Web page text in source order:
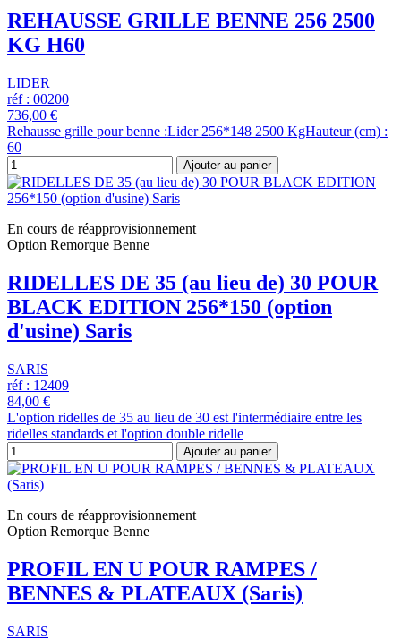
REHAUSSE GRILLE BENNE 256 2500
KG H60
LIDER
réf : 00200
736,00 €
Rehausse grille pour benne :Lider 256*148 2500 KgHauteur (cm) :
60
Ajouter au panier
En cours de réapprovisionnement
Option Remorque Benne
RIDELLES DE 35 (au lieu de) 30 POUR
BLACK EDITION 256*150 (option
d'usine) Saris
SARIS
réf : 12409
84,00 €
L'option ridelles de 35 au lieu de 30 est l'intermédiaire entre les
ridelles standards et l'option double ridelle
Ajouter au panier
En cours de réapprovisionnement
Option Remorque Benne
PROFIL EN U POUR RAMPES /
BENNES & PLATEAUX (Saris)
SARIS